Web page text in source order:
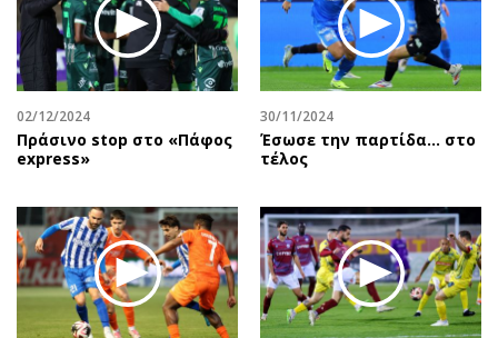
Βιβλίο
Χειρόγραφα
Προσωπικότητες στην ''Κ''
Επιστολές
02/12/2024
Πράσινο stop στο «Πάφος
express»
30/11/2024
Έσωσε την παρτίδα… στο
τέλος